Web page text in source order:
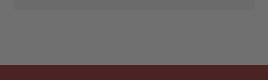
Mehr Informationen